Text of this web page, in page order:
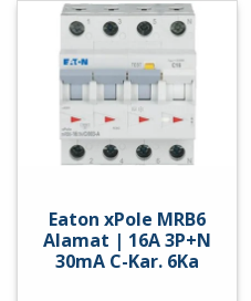
Kar.
6kA
hoeveelheid
Eaton xPole MRB6
Alamat | 16A 3P+N
30mA C-Kar. 6Ka